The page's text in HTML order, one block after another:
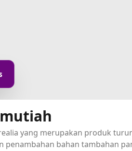
yang merupakan produk
penambahan bahan tambahan